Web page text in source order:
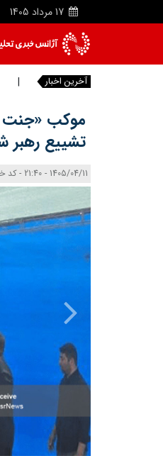
17 مرداد 1405
آخرین اخبار تاخیر
موکب «جنت‌
تشییع رهبر
1405/04/11 - 21:40 - کد خبر: 163669